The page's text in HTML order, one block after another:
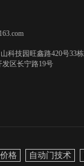
科技园旺鑫路420号33栋
区长宁路19号
格 自动门技术